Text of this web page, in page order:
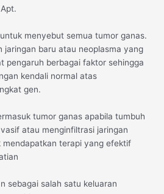
menyebut semua tumor ganas.
jaringan baru atau neoplasma yang
pengaruh berbagai faktor sehingga
kendali normal atas
gen.
tumor ganas apabila tumbuh
atau menginfiltrasi jaringan
mendapatkan terapi yang efektif
sebagai salah satu keluaran